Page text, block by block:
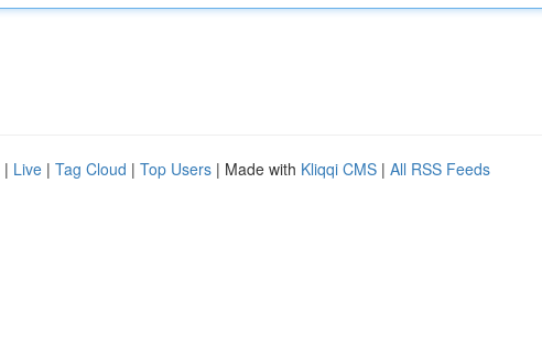
| Live | Tag Cloud | Top Users | Made with Kliqqi CMS | All RSS Feeds